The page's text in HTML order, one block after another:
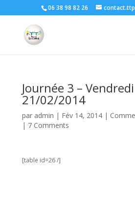
06 38 98 82 26
Journée 3 – Vendredi
21/02/2014
par admin | Fév 14, 2014|
| 7 Comments
[table id=26 /]